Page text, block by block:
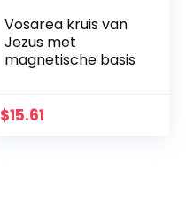
Vosarea kruis van
Jezus met
magnetische basis
$15.61